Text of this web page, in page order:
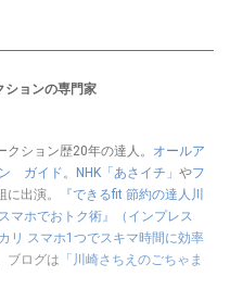
ションの専門家
ション歴20年の達人。 オールア
ン ガイド。 NHK「あさイチ」 やフ
出演。
『できるfit 節約の達人川
マホでおトク術』（インプレス
リ スマホ1つでスキマ時間に効率
ブログは 「川崎さちえのごちゃま